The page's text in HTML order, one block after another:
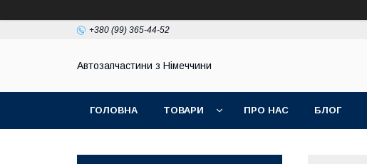
+380 (99) 365-44-52
Автозапчастини з Німеччини
ГОЛОВНА ТОВАРИ ПРО НАС БЛОГ